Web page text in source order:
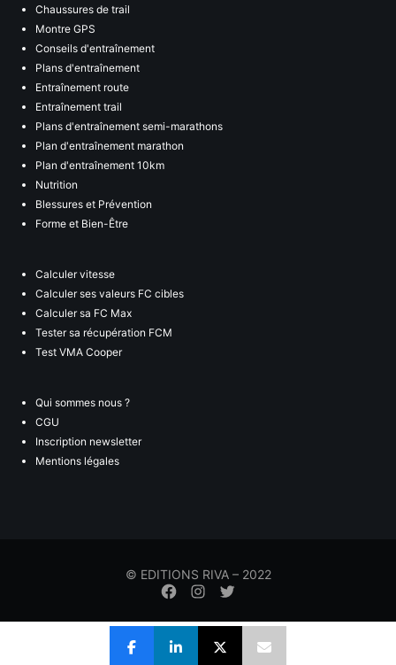
Chaussures de trail
Montre GPS
Conseils d'entraînement
Plans d'entraînement
Entraînement route
Entraînement trail
Plans d'entraînement semi-marathons
Plan d'entraînement marathon
Plan d'entraînement 10km
Nutrition
Blessures et Prévention
Forme et Bien-Être
Calculer vitesse
Calculer ses valeurs FC cibles
Calculer sa FC Max
Tester sa récupération FCM
Test VMA Cooper
Qui sommes nous ?
CGU
Inscription newsletter
Mentions légales
© EDITIONS RIVA – 2022
Élément
menude
de